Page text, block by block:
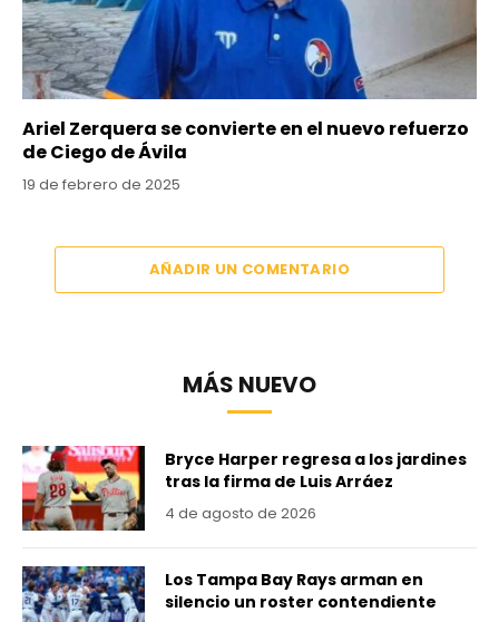
Ariel Zerquera se convierte en el nuevo refuerzo
de Ciego de Ávila
19 de febrero de 2025
AÑADIR UN COMENTARIO
MÁS NUEVO
Bryce Harper regresa a los jardines
tras la firma de Luis Arráez
4 de agosto de 2026
Los Tampa Bay Rays arman en
silencio un roster contendiente